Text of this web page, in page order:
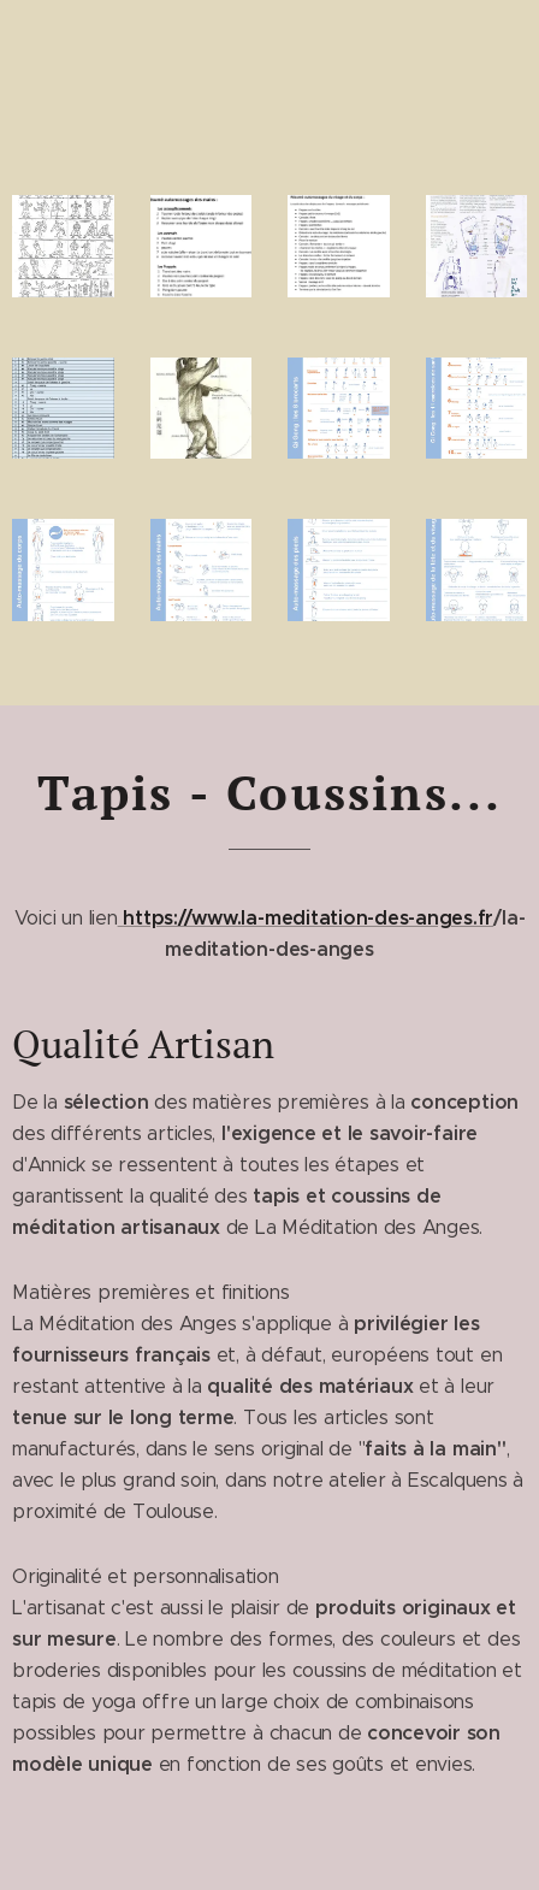
Tapis - Coussins...
Voici un lien https://www.la-meditation-des-anges.fr/la-
meditation-des-anges
Qualité Artisan
De la sélection des matières premières à la conception
des différents articles, l'exigence et le savoir-faire
d'Annick se ressentent à toutes les étapes et
garantissent la qualité des tapis et coussins de
méditation artisanaux de La Méditation des Anges.
Matières premières et finitions
La Méditation des Anges s'applique à privilégier les
fournisseurs français et, à défaut, européens tout en
restant attentive à la qualité des matériauxet à leur
tenue sur le long terme. Tous les articles sont
manufacturés, dans le sens original de "faits à la main",
avec le plus grand soin, dans notre atelier à Escalquens à
proximité de Toulouse.
Originalité et personnalisation
L'artisanat c'est aussi le plaisir de produits originaux et
sur mesure. Le nombre des formes, des couleurs et des
broderies disponibles pour les coussins de méditation et
tapis de yoga offre un large choix de combinaisons
possibles pour permettre à chacun de concevoir son
modèle unique en fonction de ses goûts et envies.